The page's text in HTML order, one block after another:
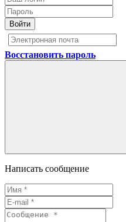
Войти
Восстановить пароль
Написать сообщение